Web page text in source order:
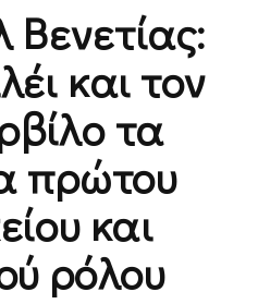
και τον
τα
πρώτου
και
ρόλου